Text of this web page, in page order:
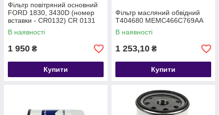
Фільтр повітряний основний
FORD 1830, 3430D (номер
вставки - CR0132) CR 0131
3C469601AB
В наявності
1 950 ₴
Купити
Фільтр масляний обвідний
T404680 MEMC466C769AA
В наявності
1 253,10 ₴
Купити